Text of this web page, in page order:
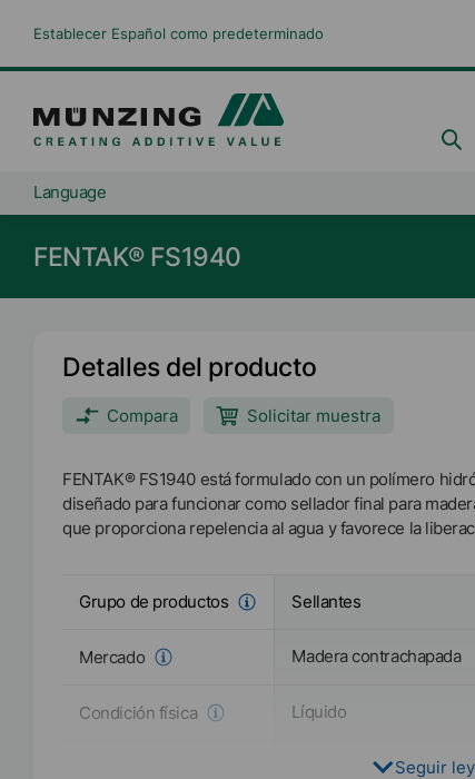
Establecer Español como predeterminado
Language
FENTAK® FS1940
Detalles del producto
Compara Solicitar muestra
FENTAK® FS1940 está formulado con un polímero
diseñado para funcionar como sellador final para
que proporciona repelencia al agua y favorece la
Grupo de productos Sellantes
Mercado Madera contrachapada
Condición física Líquido
Polímero hidrofugado
Seguir